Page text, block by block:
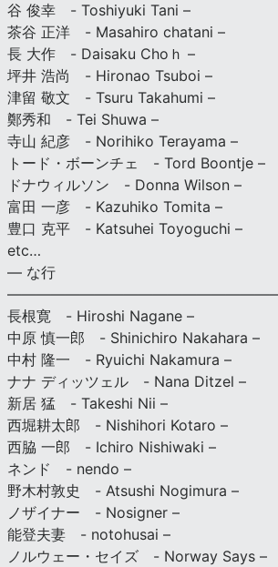
谷 俊幸 - Toshiyuki Tani –
茶谷 正洋 - Masahiro chatani –
長 大作 - Daisaku Choｈ –
坪井 浩尚 - Hironao Tsuboi –
津留 敬文 - Tsuru Takahumi –
鄭秀和 - Tei Shuwa –
寺山 紀彦 - Norihiko Terayama –
トード・ボーンチェ - Tord Boontje –
ドナウィルソン - Donna Wilson –
富田 一彦 - Kazuhiko Tomita –
豊口 克平 - Katsuhei Toyoguchi –
etc…
— な行
長根寛 - Hiroshi Nagane –
中原 慎一郎 - Shinichiro Nakahara –
中村 隆一 - Ryuichi Nakamura –
ナナ ディッツェル - Nana Ditzel –
新居 猛 - Takeshi Nii –
西堀耕太郎 - Nishihori Kotaro –
西脇 一郎 - Ichiro Nishiwaki –
ネンド - nendo –
野木村敦史 - Atsushi Nogimura –
ノザイナー - Nosigner –
能登夫妻 - notohusai –
ノルウェー・セイズ - Norway Says –